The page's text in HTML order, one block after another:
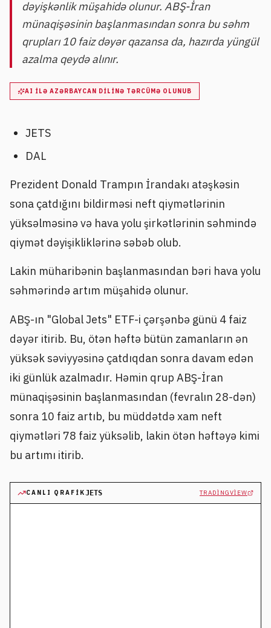
dəyişkənlik müşahidə olunur. ABŞ-İran
münaqişəsinin başlanmasından sonra bu səhm
qrupları 10 faiz dəyər qazansa da, hazırda yüngül
azalma qeydə alınır.
AI ILƏ AZƏRBAYCAN DILINƏ TƏRCÜMƏ OLUNUB
JETS
DAL
Prezident Donald Trampın İrandakı atəşkəsin
sona çatdığını bildirməsi neft qiymətlərinin
yüksəlməsinə və hava yolu şirkətlərinin səhmində
qiymət dəyişikliklərinə səbəb olub.
Lakin müharibənin başlanmasından bəri hava yolu
səhmərində artım müşahidə olunur.
ABŞ-ın "Global Jets" ETF-i çərşənbə günü 4 faiz
dəyər itirib. Bu, ötən həftə bütün zamanların ən
yüksək səviyyəsinə çatdıqdan sonra davam edən
iki günlük azalmadır. Həmin qrup ABŞ-İran
münaqişəsinin başlanmasından (fevralın 28-dən)
sonra 10 faiz artıb, bu müddətdə xam neft
qiymətləri 78 faiz yüksəlib, lakin ötən həftəyə kimi
bu artımı itirib.
CANLI QRAFIKJETS TRADINGVIEW